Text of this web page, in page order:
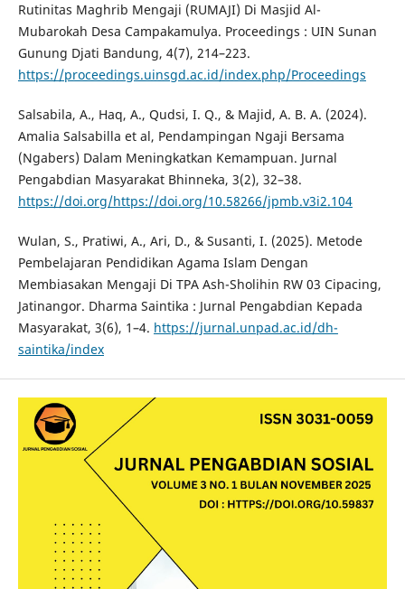
Rutinitas Maghrib Mengaji (RUMAJI) Di Masjid Al-
Mubarokah Desa Campakamulya. Proceedings : UIN Sunan
Gunung Djati Bandung, 4(7), 214–223.
https://proceedings.uinsgd.ac.id/index.php/Proceedings
Salsabila, A., Haq, A., Qudsi, I. Q., & Majid, A. B. A. (2024).
Amalia Salsabilla et al, Pendampingan Ngaji Bersama
(Ngabers) Dalam Meningkatkan Kemampuan. Jurnal
Pengabdian Masyarakat Bhinneka, 3(2), 32–38.
https://doi.org/https://doi.org/10.58266/jpmb.v3i2.104
Wulan, S., Pratiwi, A., Ari, D., & Susanti, I. (2025). Metode
Pembelajaran Pendidikan Agama Islam Dengan
Membiasakan Mengaji Di TPA Ash-Sholihin RW 03 Cipacing,
Jatinangor. Dharma Saintika : Jurnal Pengabdian Kepada
Masyarakat, 3(6), 1–4. https://jurnal.unpad.ac.id/dh-
saintika/index